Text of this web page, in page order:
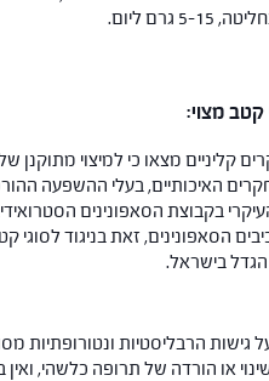
גרם ליום.
קטב מצוי:
קליניים מצאו כי למיצוי מתוקנן
בקבוצת הסאפונינים
בישראל.
הרבליסטיות ונטורופתיות
או הורדה של תרופה כלשהי, ואין